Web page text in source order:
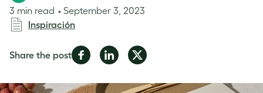
3 min read
September 3, 2023
Inspiración
Share the postShare
Facebook
Share
LinkedIn
Share
Twitter